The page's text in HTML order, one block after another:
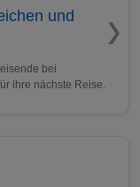
und
bei
ihre nächste Reise.